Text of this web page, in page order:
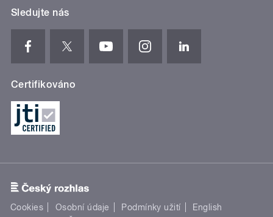
Sledujte nás
Certifikováno
Cookies Osobní údaje Podmínky užití
English